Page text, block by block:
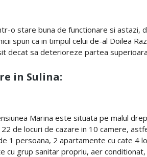
o stare buna de functionare si astazi,
spun ca in timpul celui de-al Doilea
decat sa deterioreze partea
in Sulina:
Marina este situata pe malul
de locuri de cazare in 10 camere,
1 persoana, 2 apartamente cu cate 4
cu grup sanitar propriu, aer